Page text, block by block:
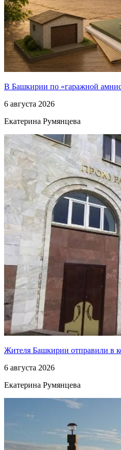
В Башкирии по «гаражной
6 августа 2026
Екатерина Румянцева
Жителя Башкирии отправили в
6 августа 2026
Екатерина Румянцева